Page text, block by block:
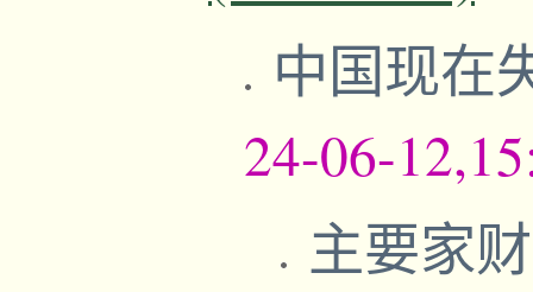
中国现在
24-06-
主要家